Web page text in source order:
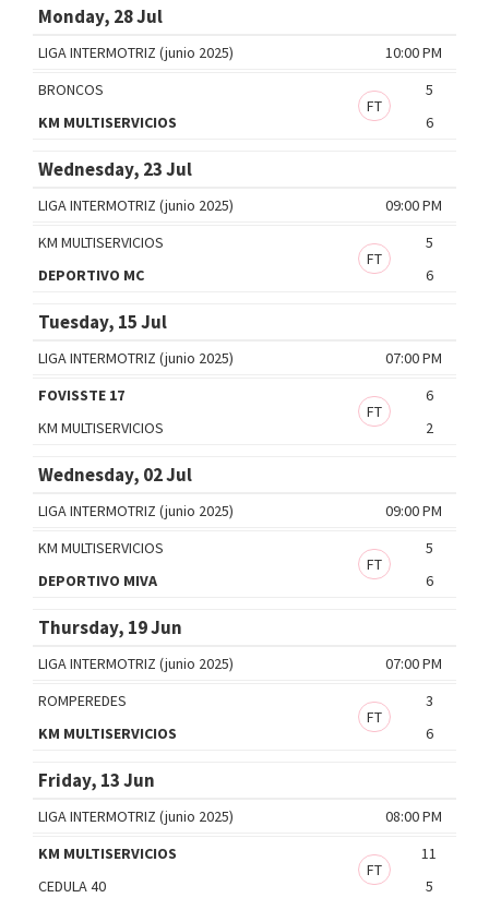
Monday, 28 Jul
10:00 PM
LIGA INTERMOTRIZ (junio 2025)
BRONCOS
5
FT
KM MULTISERVICIOS
6
Wednesday, 23 Jul
09:00 PM
LIGA INTERMOTRIZ (junio 2025)
KM MULTISERVICIOS
5
FT
DEPORTIVO MC
6
Tuesday, 15 Jul
07:00 PM
LIGA INTERMOTRIZ (junio 2025)
FOVISSTE 17
6
FT
KM MULTISERVICIOS
2
Wednesday, 02 Jul
09:00 PM
LIGA INTERMOTRIZ (junio 2025)
KM MULTISERVICIOS
5
FT
DEPORTIVO MIVA
6
Thursday, 19 Jun
07:00 PM
LIGA INTERMOTRIZ (junio 2025)
ROMPEREDES
3
FT
KM MULTISERVICIOS
6
Friday, 13 Jun
08:00 PM
LIGA INTERMOTRIZ (junio 2025)
KM MULTISERVICIOS
11
FT
CEDULA 40
5